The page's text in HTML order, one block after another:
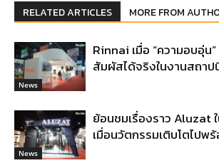
RELATED ARTICLES MORE FROM
News
Rinnai เมื่อ “ความอบอุ่น
สัมผัสได้จริงในงานสถาป
News
ย้อนชมเรื่องราว Aluzat
เมื่อนวัตกรรมเติบโตไปพ